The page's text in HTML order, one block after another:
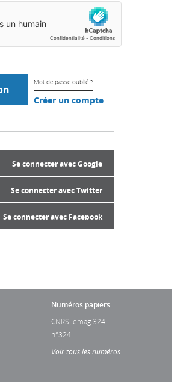
Mot de passe oublié ?
Créer un compte
Se connecter avec Google
Se connecter avec Twitter
Se connecter avec Facebook
Numéros papiers
CNRS lemag 324
n°324
Voir tous les numéros